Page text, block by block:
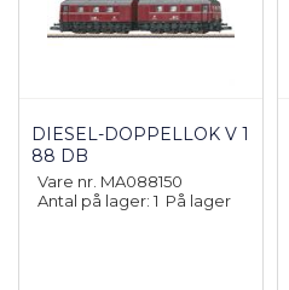
DIESEL-DOPPELLOK V 1
88 DB
Vare nr. MA088150
Antal på lager: 1 På lager